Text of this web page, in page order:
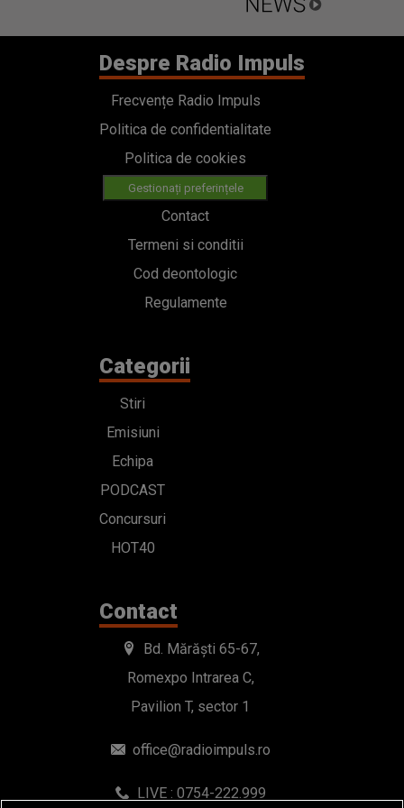
Despre Radio Impuls
Frecvențe Radio Impuls
Politica de confidentialitate
Politica de cookies
Gestionați preferințele
Contact
Termeni si conditii
Cod deontologic
Regulamente
Categorii
Stiri
Emisiuni
Echipa
PODCAST
Concursuri
HOT40
Contact
Bd. Mărăști 65-67,
Romexpo Intrarea C,
Pavilion T, sector 1
office@radioimpuls.ro
LIVE : 0754-222.999